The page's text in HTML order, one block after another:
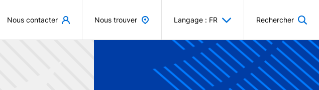
Nous contacter Nous trouver Langage : FR Rechercher